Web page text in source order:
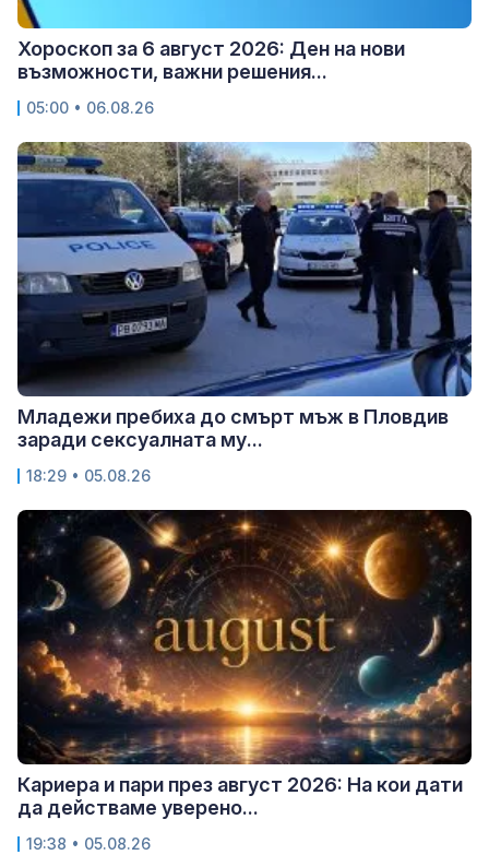
Хороскоп за 6 август 2026: Ден на нови
възможности, важни решения...
05:00 • 06.08.26
Младежи пребиха до смърт мъж в Пловдив
заради сексуалната му...
18:29 • 05.08.26
Кариера и пари през август 2026: На кои дати
да действаме уверено...
19:38 • 05.08.26